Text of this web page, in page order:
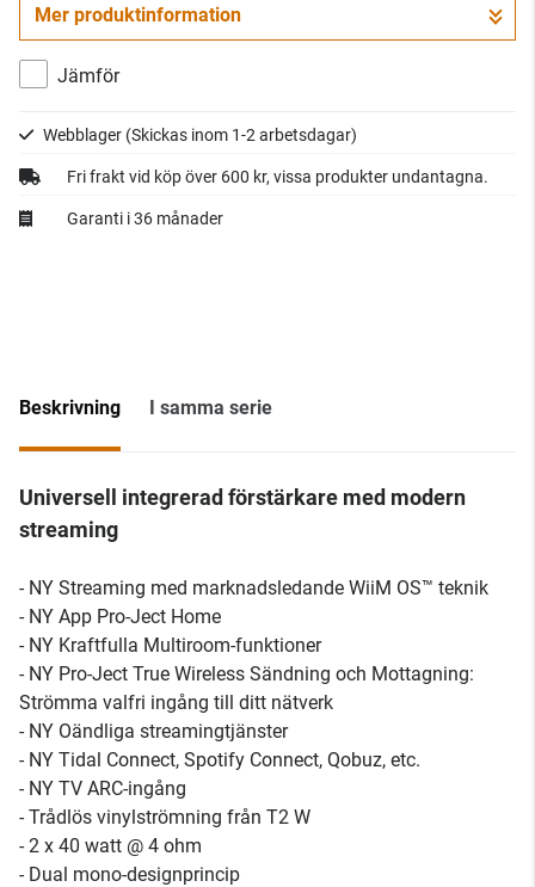
Gå till kassan
Mer produktinformation
Jämför
Webblager (Skickas inom 1-2 arbetsdagar)
Fri frakt vid köp över 600 kr, vissa produkter undantagna.
Garanti i 36 månader
Beskrivning I samma serie
Universell integrerad förstärkare med modern
streaming
- NY Streaming med marknadsledande WiiM OS™ teknik
- NY App Pro-Ject Home
- NY Kraftfulla Multiroom-funktioner
- NY Pro-Ject True Wireless Sändning och Mottagning:
Strömma valfri ingång till ditt nätverk
- NY Oändliga streamingtjänster
- NY Tidal Connect, Spotify Connect, Qobuz, etc.
- NY TV ARC-ingång
- Trådlös vinylströmning från T2 W
- 2 x 40 watt @ 4 ohm
- Dual mono-designprincip